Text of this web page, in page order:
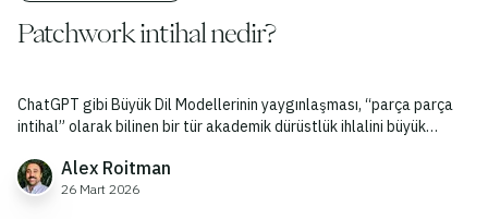
Patchwork intihal nedir?
ChatGPT gibi Büyük Dil Modellerinin yaygınlaşması, “parça parça
intihal” olarak bilinen bir tür akademik dürüstlük ihlalini büyük
Alex Roitman
26 Mart 2026